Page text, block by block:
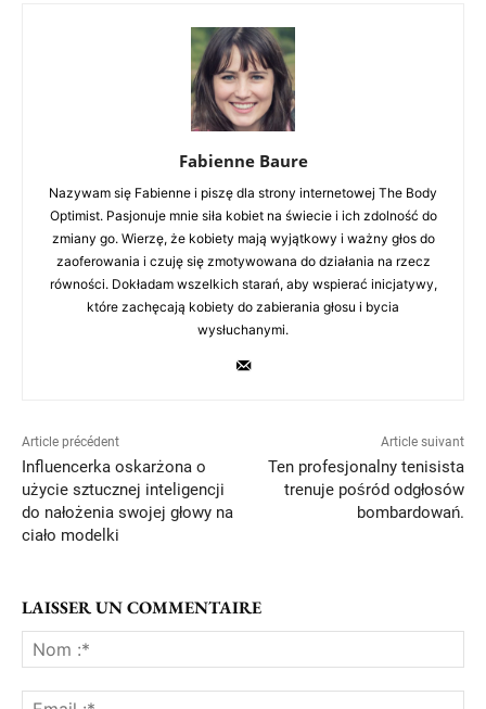
Fabienne Baure
Nazywam się Fabienne i piszę dla strony internetowej The Body
Optimist. Pasjonuje mnie siła kobiet na świecie i ich zdolność do
zmiany go. Wierzę, że kobiety mają wyjątkowy i ważny głos do
zaoferowania i czuję się zmotywowana do działania na rzecz
równości. Dokładam wszelkich starań, aby wspierać inicjatywy,
które zachęcają kobiety do zabierania głosu i bycia
wysłuchanymi.
Article précédent
Influencerka oskarżona o
użycie sztucznej inteligencji
do nałożenia swojej głowy na
ciało modelki
Article suivant
Ten profesjonalny tenisista
trenuje pośród odgłosów
bombardowań.
LAISSER UN COMMENTAIRE
:*